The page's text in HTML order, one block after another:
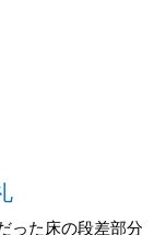
った床の段差部分